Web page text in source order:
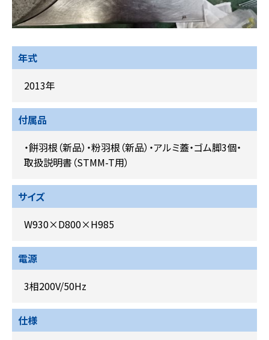
年式
2013年
付属品
・餅羽根（新品）・粉羽根（新品）・アルミ蓋・ゴム脚3個・
取扱説明書（STMM-T用）
サイズ
W930×D800×H985
電源
3相200V/50Hz
仕様